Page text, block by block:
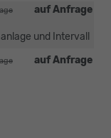
auf Anfrage
und Intervall
auf Anfrage